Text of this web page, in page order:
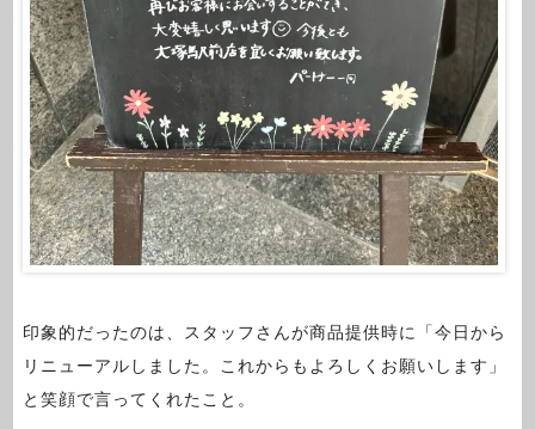
印象的だったのは、スタッフさんが商品提供時に「今日から
リニューアルしました。これからもよろしくお願いします」
と笑顔で言ってくれたこと。